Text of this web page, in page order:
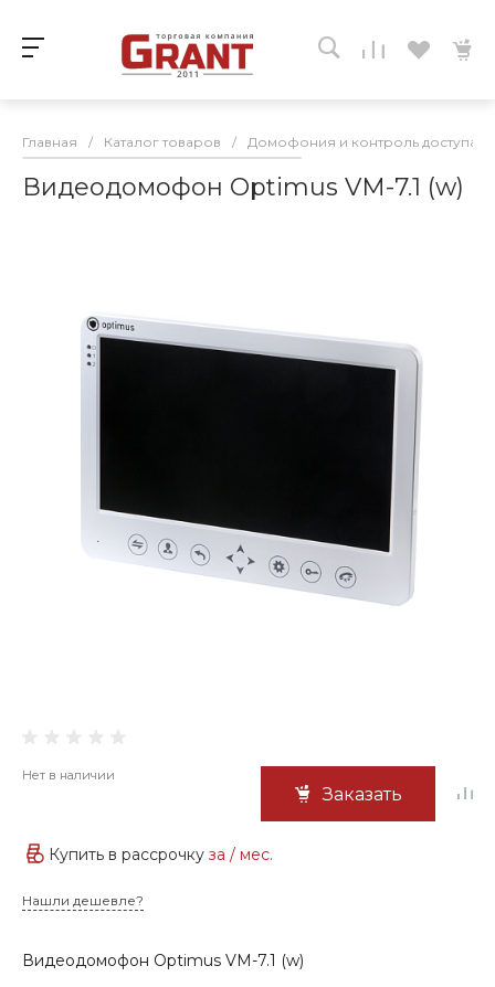
Главная / Каталог товаров / Домофония и контроль доступа
Видеодомофон Optimus VM-7.1 (w)
Нет в наличии
Заказать
Купить в рассрочку за / мес.
Нашли дешевле?
Видеодомофон Optimus VM-7.1 (w)